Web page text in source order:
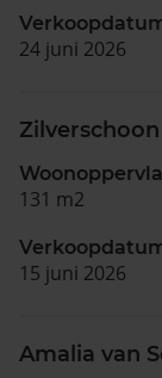
24 juni 2026
Zilverschoon
131 m2
15 juni 2026
Amalia van